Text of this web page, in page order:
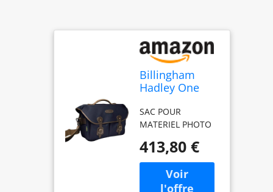
Billingham
Hadley One
Marine
SAC POUR
MATERIEL PHOTO
413,80 €